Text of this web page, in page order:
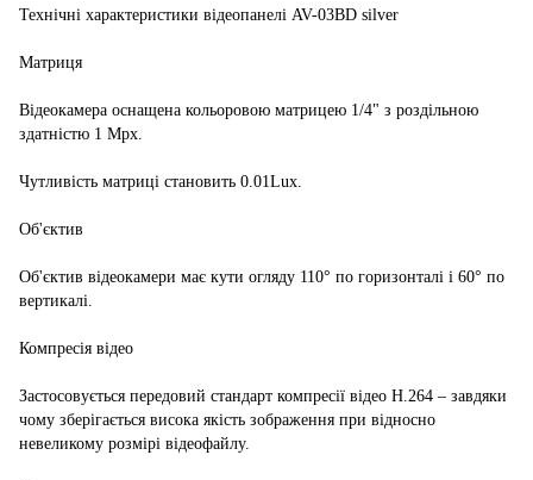
Технічні характеристики відеопанелі AV-03BD silver
Матриця
Відеокамера оснащена кольоровою матрицею 1/4" з роздільною
здатністю 1 Mpx.
Чутливість матриці становить 0.01Lux.
Об'єктив
Об'єктив відеокамери має кути огляду 110° по горизонталі і 60° по
вертикалі.
Компресія відео
Застосовується передовий стандарт компресії відео H.264 – завдяки
чому зберігається висока якість зображення при відносно
невеликому розмірі відеофайлу.